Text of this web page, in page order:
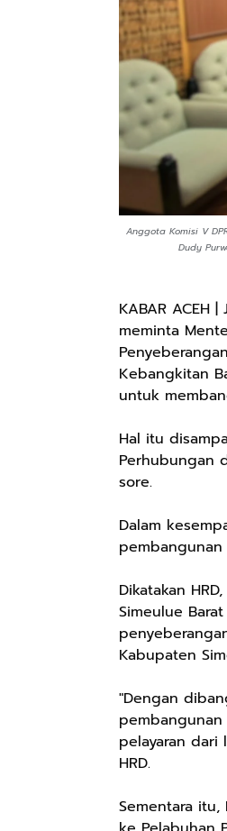
Anggota Komisi V
Dudy
KABAR ACEH
meminta
Kebangkitan
untuk
Hal itu
Perhubungan
sore.
Dalam
Dikatakan
Simeulue
Kabupaten
"Dengan
pelayaran dari
HRD.
Sementara